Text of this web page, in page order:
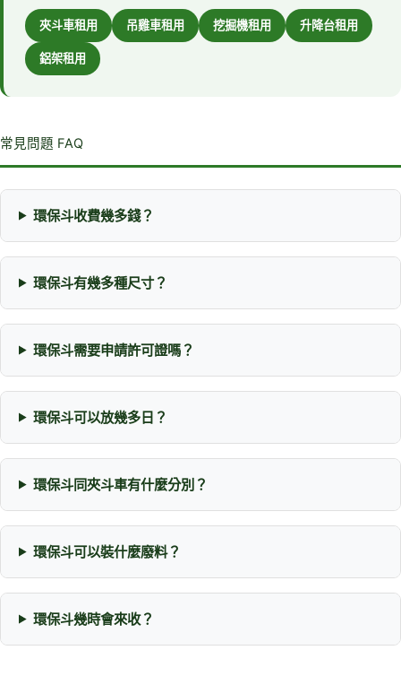
夾斗車租用 吊雞車租用 挖掘機租用 升降台租用
鋁架租用
常見問題 FAQ
環保斗收費幾多錢？
環保斗有幾多種尺寸？
環保斗需要申請許可證嗎？
環保斗可以放幾多日？
環保斗同夾斗車有什麼分別？
環保斗可以裝什麼廢料？
環保斗幾時會來收？